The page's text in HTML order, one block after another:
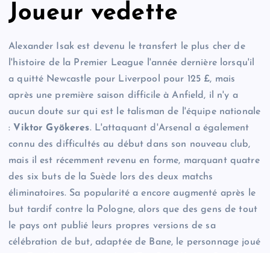
Joueur vedette
Alexander Isak est devenu le transfert le plus cher de
l'histoire de la Premier League l'année dernière lorsqu'il
a quitté Newcastle pour Liverpool pour 125 £, mais
après une première saison difficile à Anfield, il n'y a
aucun doute sur qui est le talisman de l'équipe nationale
: Viktor Gyökeres. L'attaquant d'Arsenal a également
connu des difficultés au début dans son nouveau club,
mais il est récemment revenu en forme, marquant quatre
des six buts de la Suède lors des deux matchs
éliminatoires. Sa popularité a encore augmenté après le
but tardif contre la Pologne, alors que des gens de tout
le pays ont publié leurs propres versions de sa
célébration de but, adaptée de Bane, le personnage joué